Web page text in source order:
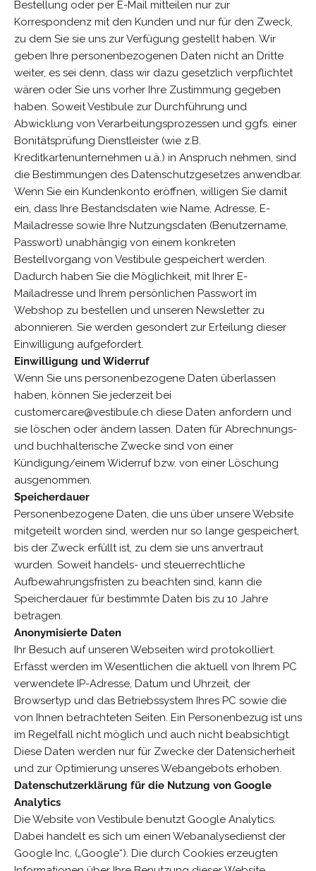
Bestellung oder per E-Mail mitteilen nur zur
Korrespondenz mit den Kunden und nur für den Zweck,
zu dem Sie sie uns zur Verfügung gestellt haben. Wir
geben Ihre personenbezogenen Daten nicht an Dritte
weiter, es sei denn, dass wir dazu gesetzlich verpflichtet
wären oder Sie uns vorher Ihre Zustimmung gegeben
haben. Soweit Vestibule zur Durchführung und
Abwicklung von Verarbeitungsprozessen und ggfs. einer
Bonitätsprüfung Dienstleister (wie z.B.
Kreditkartenunternehmen u.ä.) in Anspruch nehmen, sind
die Bestimmungen des Datenschutzgesetzes anwendbar.
Wenn Sie ein Kundenkonto eröffnen, willigen Sie damit
ein, dass Ihre Bestandsdaten wie Name, Adresse, E-
Mailadresse sowie Ihre Nutzungsdaten (Benutzername,
Passwort) unabhängig von einem konkreten
Bestellvorgang von Vestibule gespeichert werden.
Dadurch haben Sie die Möglichkeit, mit Ihrer E-
Mailadresse und Ihrem persönlichen Passwort im
Webshop zu bestellen und unseren Newsletter zu
abonnieren. Sie werden gesondert zur Erteilung dieser
Einwilligung aufgefordert.
Einwilligung und Widerruf
Wenn Sie uns personenbezogene Daten überlassen
haben, können Sie jederzeit bei
customercare@vestibule.ch diese Daten anfordern und
sie löschen oder ändern lassen. Daten für Abrechnungs-
und buchhalterische Zwecke sind von einer
Kündigung/einem Widerruf bzw. von einer Löschung
ausgenommen.
Speicherdauer
Personenbezogene Daten, die uns über unsere Website
mitgeteilt worden sind, werden nur so lange gespeichert,
bis der Zweck erfüllt ist, zu dem sie uns anvertraut
wurden. Soweit handels- und steuerrechtliche
Aufbewahrungsfristen zu beachten sind, kann die
Speicherdauer für bestimmte Daten bis zu 10 Jahre
betragen.
Anonymisierte Daten
Ihr Besuch auf unseren Webseiten wird protokolliert.
Erfasst werden im Wesentlichen die aktuell von Ihrem PC
verwendete IP-Adresse, Datum und Uhrzeit, der
Browsertyp und das Betriebssystem Ihres PC sowie die
von Ihnen betrachteten Seiten. Ein Personenbezug ist uns
im Regelfall nicht möglich und auch nicht beabsichtigt.
Diese Daten werden nur für Zwecke der Datensicherheit
und zur Optimierung unseres Webangebots erhoben.
Datenschutzerklärung für die Nutzung von Google
Analytics
Die Website von Vestibule benutzt Google Analytics.
Dabei handelt es sich um einen Webanalysedienst der
Google Inc. („Google“). Die durch Cookies erzeugten